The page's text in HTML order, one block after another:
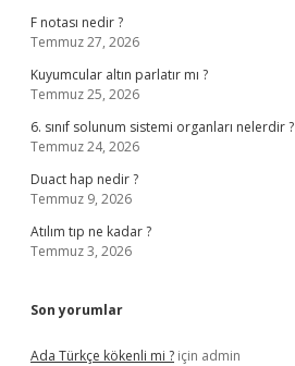
F notası nedir ?
Temmuz 27, 2026
Kuyumcular altın parlatır mı ?
Temmuz 25, 2026
6. sınıf solunum sistemi organları nelerdir ?
Temmuz 24, 2026
Duact hap nedir ?
Temmuz 9, 2026
Atılım tıp ne kadar ?
Temmuz 3, 2026
Son yorumlar
Ada Türkçe kökenli mi ? için admin